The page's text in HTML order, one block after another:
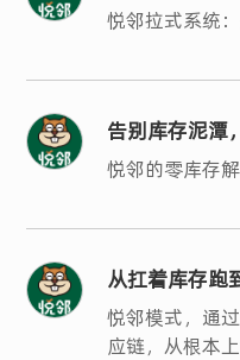
系统开始
悦邻拉式系统
告别库存泥潭
轻运营？
悦邻的零库存
从扛着库存跑
统选对了吗？
悦邻模式，通
应链，从根本